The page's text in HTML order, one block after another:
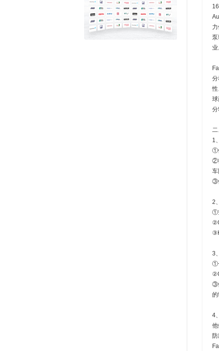
业
球
分
二
1
①
②
车
③
2
①
3
①
③
的
4